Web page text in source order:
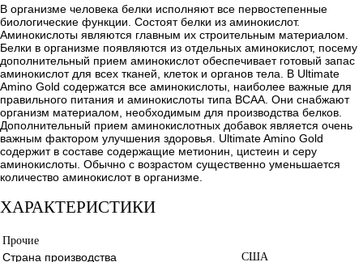
В организме человека белки исполняют все первостепенные
биологические функции. Состоят белки из аминокислот.
Аминокислоты являются главным их строительным материалом.
Белки в организме появляются из отдельных аминокислот, посему
дополнительный прием аминокислот обеспечивает готовый запас
аминокислот для всех тканей, клеток и органов тела. В Ultimate
Amino Gold содержатся все аминокислоты, наиболее важные для
правильного питания и аминокислоты типа BCAA. Они снабжают
организм материалом, необходимым для производства белков.
Дополнительный прием аминокислотных добавок является очень
важным фактором улучшения здоровья. Ultimate Amino Gold
содержит в составе содержащие метионин, цистеин и серу
аминокислоты. Обычно с возрастом существенно уменьшается
количество аминокислот в организме.
ХАРАКТЕРИСТИКИ
Прочие
Страна производства США